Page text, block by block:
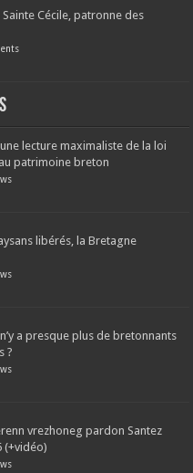
Cécile, patronne des
lecture maximaliste de la loi
patrimoine breton
libérés, la Bretagne
a presque plus de bretonnants
?
vrezhoneg pardon Santez
(+vidéo)